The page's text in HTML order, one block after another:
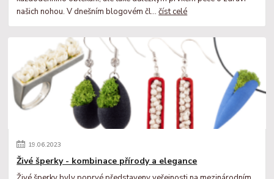
našich nohou. V dnešním blogovém čl...číst celé
19.06.2023
Živé šperky - kombinace přírody a elegance